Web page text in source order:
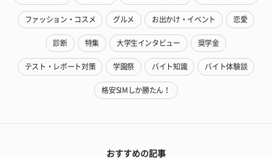
ファッション・コスメ グルメ お出かけ・イベント 恋愛
診断 特集 大学生インタビュー 奨学金
テスト・レポート対策 学園祭 バイト知識 バイト体験談
格安SIMしか勝たん！
おすすめの記事